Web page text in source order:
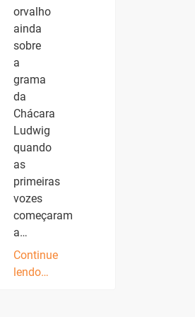
orvalho
ainda
sobre
a
grama
da
Chácara
Ludwig
quando
as
primeiras
vozes
começaram
a…
Continue
lendo…